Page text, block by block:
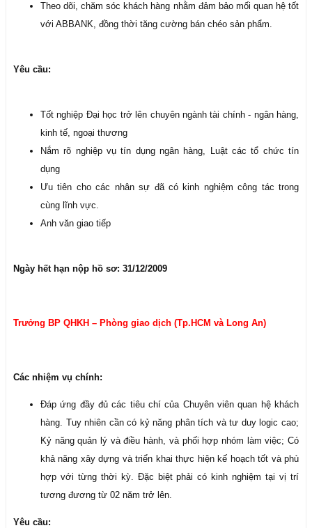
Theo dõi, chăm sóc khách hàng nhằm đảm bảo mối quan hệ tốt
với ABBANK, đồng thời tăng cường bán chéo sản phẩm.
Yêu cầu:
Tốt nghiệp Đại học trở lên chuyên ngành tài chính - ngân hàng,
kinh tế, ngoại thương
Nắm rõ nghiệp vụ tín dụng ngân hàng, Luật các tổ chức tín
dụng
Ưu tiên cho các nhân sự đã có kinh nghiệm công tác trong
cùng lĩnh vực.
Anh văn giao tiếp
Ngày hết hạn nộp hồ sơ: 31/12/2009
Trưởng BP QHKH – Phòng giao dịch (Tp.HCM và Long An)
Các nhiệm vụ chính:
Đáp ứng đầy đủ các tiêu chí của Chuyên viên quan hệ khách
hàng. Tuy nhiên cần có kỷ năng phân tích và tư duy logic cao;
Kỷ năng quản lý và điều hành, và phối hợp nhóm làm việc; Có
khả năng xây dựng và triển khai thực hiện kế hoạch tốt và phù
hợp với từng thời kỳ. Đặc biệt phải có kinh nghiệm tại vị trí
tương đương từ 02 năm trở lên.
Yêu cầu: